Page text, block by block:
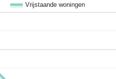
Vrijstaande woningen